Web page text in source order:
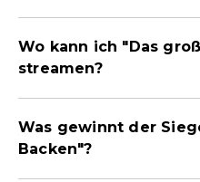
Wo kann ich "Das
streamen?
Was gewinnt der
Backen"?